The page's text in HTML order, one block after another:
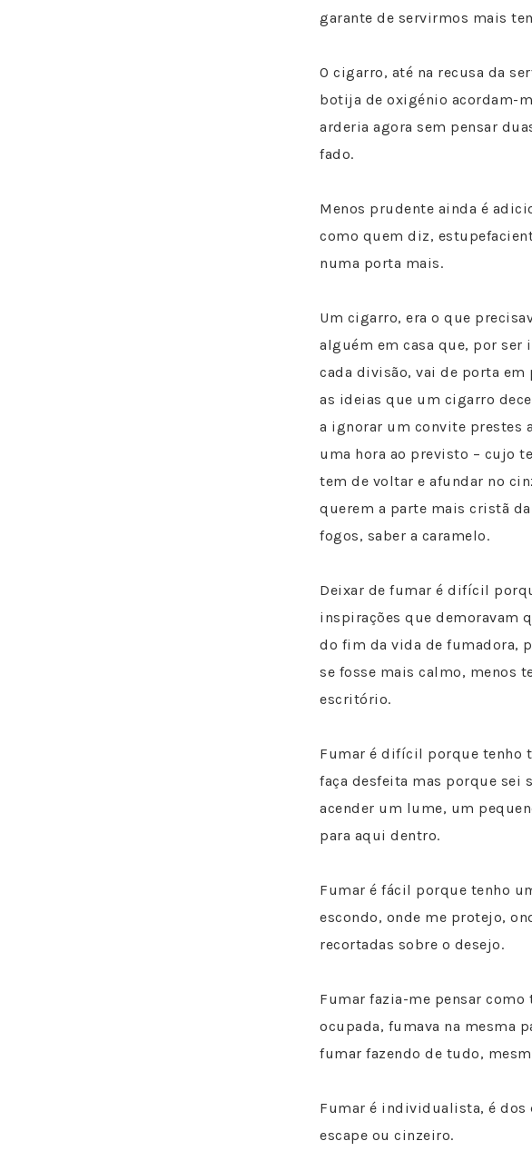
garante de servirmos mais
O cigarro, até na recusa da
botija de oxigénio acordam-
arderia agora sem pensar
fado.
Menos prudente ainda é
como quem diz,
numa porta mais.
Um cigarro, era o que
alguém em casa que, por ser
cada divisão, vai de porta em
as ideias que um cigarro
a ignorar um convite prestes
uma hora ao previsto – cujo
tem de voltar e afundar no
querem a parte mais cristã
fogos, saber a caramelo.
Deixar de fumar é difícil
inspirações que demoravam
do fim da vida de fumadora,
se fosse mais calmo, menos
escritório.
Fumar é difícil porque tenho
faça desfeita mas porque sei
acender um lume, um
para aqui dentro.
Fumar é fácil porque tenho
escondo, onde me protejo,
recortadas sobre o desejo.
Fumar fazia-me pensar
ocupada, fumava na mesma
fumar fazendo de tudo,
Fumar é individualista, é dos
escape ou cinzeiro.